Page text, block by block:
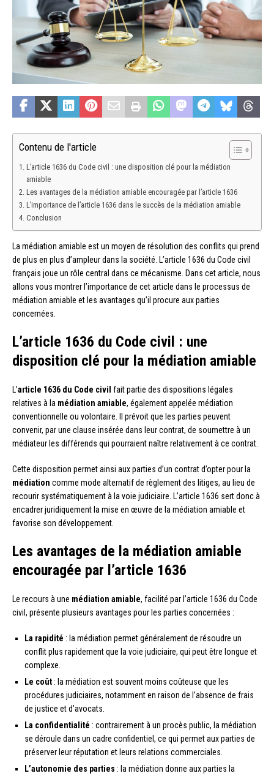
Contenu de l'article
L’article 1636 du Code civil : une disposition clé pour la médiation
amiable
Les avantages de la médiation amiable encouragée par l’article 1636
L’importance de l’article 1636 dans le succès de la médiation amiable
Conclusion
La médiation amiable est un moyen de résolution des conflits qui prend
de plus en plus d’ampleur dans la société. L’article 1636 du Code civil
français joue un rôle central dans ce mécanisme. Dans cet article, nous
allons vous montrer l’importance de cet article dans le processus de
médiation amiable et les avantages qu’il procure aux parties
concernées.
L’article 1636 du Code civil : une
disposition clé pour la médiation amiable
L’article 1636 du Code civil fait partie des dispositions légales
relatives à la médiation amiable, également appelée médiation
conventionnelle ou volontaire. Il prévoit que les parties peuvent
convenir, par une clause insérée dans leur contrat, de soumettre à un
médiateur les différends qui pourraient naître relativement à ce contrat.
Cette disposition permet ainsi aux parties d’un contrat d’opter pour la
médiation comme mode alternatif de règlement des litiges, au lieu de
recourir systématiquement à la voie judiciaire. L’article 1636 sert donc à
encadrer juridiquement la mise en œuvre de la médiation amiable et
favorise son développement.
Les avantages de la médiation amiable
encouragée par l’article 1636
Le recours à une médiation amiable, facilité par l’article 1636 du Code
civil, présente plusieurs avantages pour les parties concernées :
La rapidité : la médiation permet généralement de résoudre un
conflit plus rapidement que la voie judiciaire, qui peut être longue et
complexe.
Le coût : la médiation est souvent moins coûteuse que les
procédures judiciaires, notamment en raison de l’absence de frais
de justice et d’avocats.
La confidentialité : contrairement à un procès public, la médiation
se déroule dans un cadre confidentiel, ce qui permet aux parties de
préserver leur réputation et leurs relations commerciales.
L’autonomie des parties : la médiation donne aux parties la